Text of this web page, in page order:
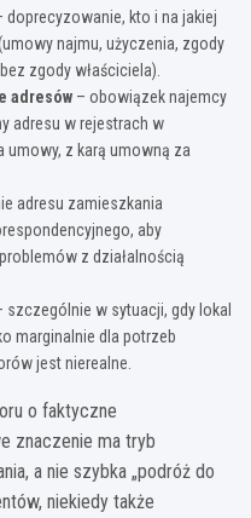
doprecyzowanie, kto i na jakiej
najmu, użyczenia, zgody
zgody właściciela).
adresów – obowiązek najemcy
adresu w rejestrach w
z karą umowną za
adresu zamieszkania
aby
z działalnością
szczególnie w sytuacji, gdy lokal
marginalnie dla potrzeb
jest nierealne.
o faktyczne
znaczenie ma tryb
a nie szybka „podróż do
niekiedy także